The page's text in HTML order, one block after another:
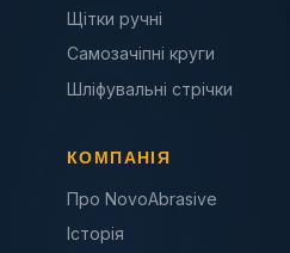
Щітки ручні
Самозачіпні круги
Шліфувальні стрічки
КОМПАНІЯ
Про NovoAbrasive
Історія